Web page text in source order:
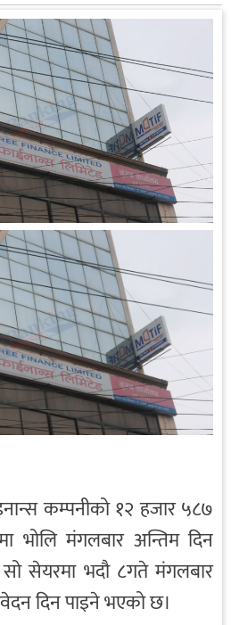
कम्पनीको १२ हजार ५८७
भोलि मंगलबार अन्तिम दिन
सेयरमा भदौ ८गते मंगलबार
दिन पाइने भएको छ।